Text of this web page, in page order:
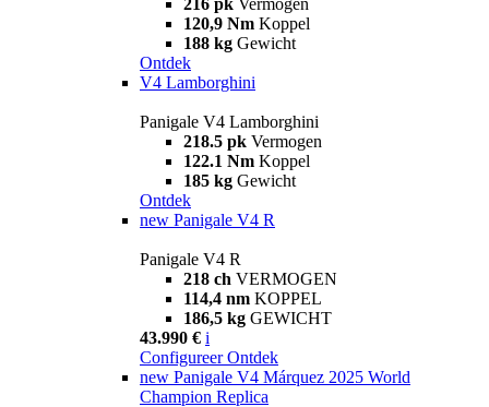
120,9 Nm Koppel
188 kg Gewicht
Ontdek
V4 Lamborghini
Panigale V4 Lamborghini
218.5 pk Vermogen
122.1 Nm Koppel
185 kg Gewicht
Ontdek
new Panigale V4 R
Panigale V4 R
218 ch VERMOGEN
114,4 nm KOPPEL
186,5 kg GEWICHT
43.990 € i
Configureer Ontdek
new Panigale V4 Márquez 2025 World
Champion Replica